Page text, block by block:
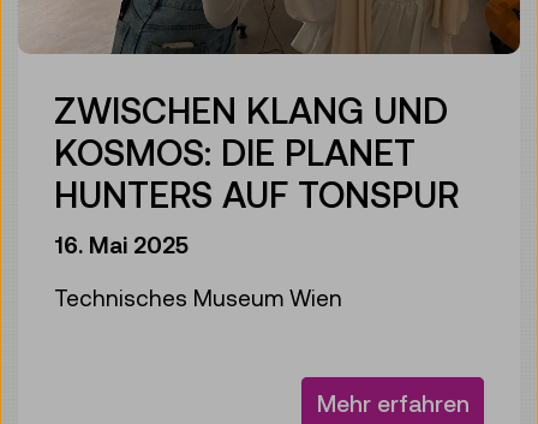
ZWISCHEN KLANG UND
KOSMOS: DIE PLANET
HUNTERS AUF TONSPUR
16. Mai 2025
Technisches Museum Wien
Mehr erfahren